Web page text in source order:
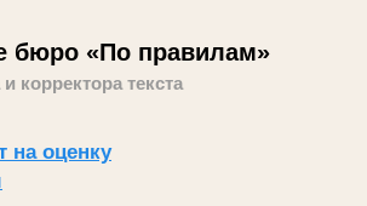
бюро «По правилам»
корректора текста
на оценку